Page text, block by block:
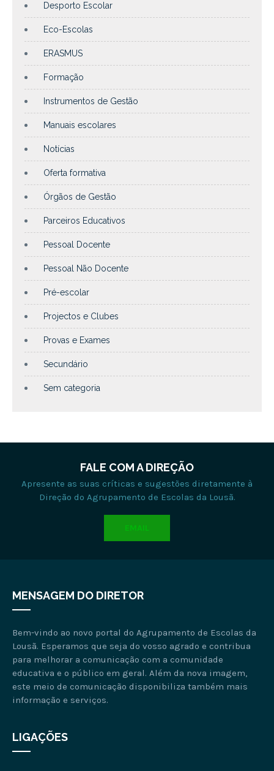
Desporto Escolar
Eco-Escolas
ERASMUS
Formação
Instrumentos de Gestão
Manuais escolares
Notícias
Oferta formativa
Órgãos de Gestão
Parceiros Educativos
Pessoal Docente
Pessoal Não Docente
Pré-escolar
Projectos e Clubes
Provas e Exames
Secundário
Sem categoria
FALE COM A DIREÇÃO
Apresente as suas críticas e sugestões diretamente à
Direção do Agrupamento de Escolas da Lousã.
EMAIL
MENSAGEM DO DIRETOR
Bem-vindo ao novo portal do Agrupamento de Escolas da
Lousã. Esperamos que seja do vosso agrado e contribua
para melhorar a comunicação com a comunidade
educativa e o público em geral. Além da nova imagem,
este meio de comunicação disponibiliza também mais
informação e serviços.
LIGAÇÕES